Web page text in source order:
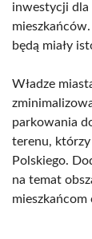
inwestycji dla
będą miały
Władze
parkowania
terenu,
Polskiego.
na temat